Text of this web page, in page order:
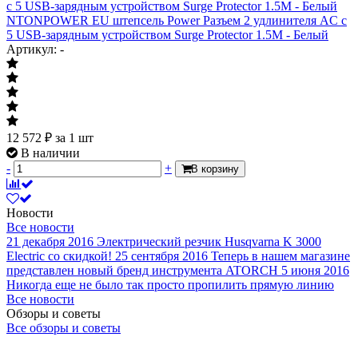
NTONPOWER EU штепсель Power Разъем 2 удлинителя AC с
5 USB-зарядным устройством Surge Protector 1.5M - Белый
Артикул: -
12 572 ₽ за 1 шт
В наличии
-
+ В корзину
Новости
Все новости
21 декабря 2016 Электрический резчик Husqvarna K 3000
Electric со скидкой! 25 сентября 2016 Теперь в нашем магазине
представлен новый бренд инструмента ATORCH 5 июня 2016
Никогда еще не было так просто пропилить прямую линию
Все новости
Обзоры и советы
Все обзоры и советы